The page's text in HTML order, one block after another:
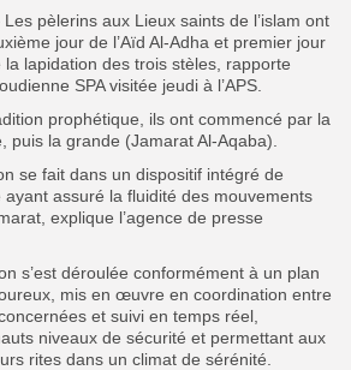
pèlerins aux Lieux saints de l’islam ont
jour de l’Aïd Al-Adha et premier jour
lapidation des trois stèles, rapporte
SPA visitée jeudi à l’APS.
prophétique, ils ont commencé par la
puis la grande (Jamarat Al-Aqaba).
se fait dans un dispositif intégré de
assuré la fluidité des mouvements
explique l’agence de presse
s’est déroulée conformément à un plan
mis en œuvre en coordination entre
et suivi en temps réel,
niveaux de sécurité et permettant aux
rites dans un climat de sérénité.